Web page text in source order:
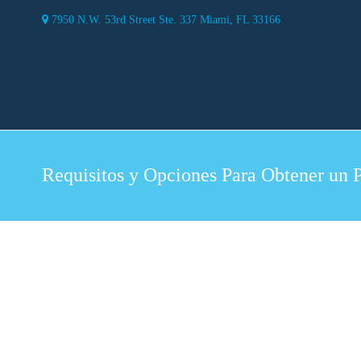
7950 N.W. 53rd Street Ste. 337 Miami, FL 33166
Requisitos y Opciones Para Obtener un